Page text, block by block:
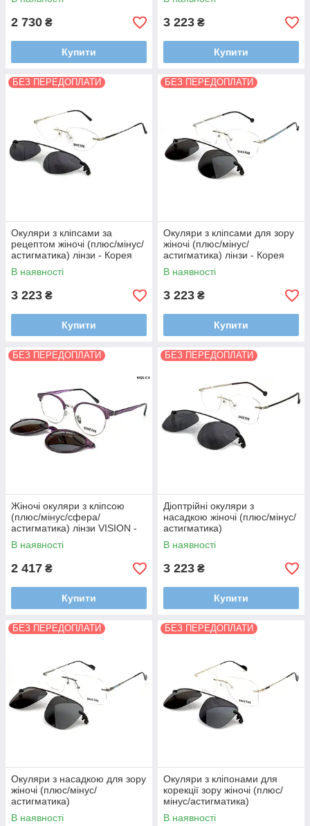
HMC,EMI,UV400
2 730 ₴
Купити
3 223 ₴
Купити
БЕЗ ПЕРЕДОПЛАТИ
Окуляри з кліпсами за
рецептом жіночі (плюс/мінус/
астигматика) лінзи - Корея
В наявності
3 223 ₴
Купити
БЕЗ ПЕРЕДОПЛАТИ
Окуляри з кліпсами для зору
жіночі (плюс/мінус/
астигматика) лінзи - Корея
В наявності
3 223 ₴
Купити
БЕЗ ПЕРЕДОПЛАТИ
Жіночі окуляри з кліпсою
(плюс/мінус/сфера/
астигматика) лінзи VISION -
Корея з покриттями
HMC,EMI,UV400
В наявності
2 417 ₴
Купити
БЕЗ ПЕРЕДОПЛАТИ
Діоптрійні окуляри з
насадкою жіночі (плюс/мінус/
астигматика)
В наявності
3 223 ₴
Купити
БЕЗ ПЕРЕДОПЛАТИ
Окуляри з насадкою для зору
жіночі (плюс/мінус/
астигматика)
В наявності
БЕЗ ПЕРЕДОПЛАТИ
Окуляри з кліпонами для
корекції зору жіночі (плюс/
мінус/астигматика)
В наявності